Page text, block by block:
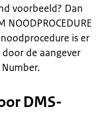
voorbeeld? Dan
is er
de aangever
DMS-